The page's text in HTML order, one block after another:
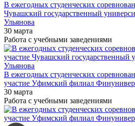
В ежегодных студенческих
Чувашский государственный
Ульянова
30 марта
Работа с учебными заведениями
В ежегодных студенческих
участие Уфимский филиал
30 марта
Работа с учебными заведениями